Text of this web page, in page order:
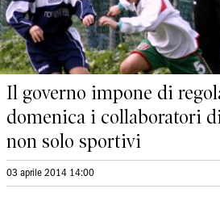
Il governo impone di
domenica i collaboratori
non solo sportivi
03 aprile 2014 14:00